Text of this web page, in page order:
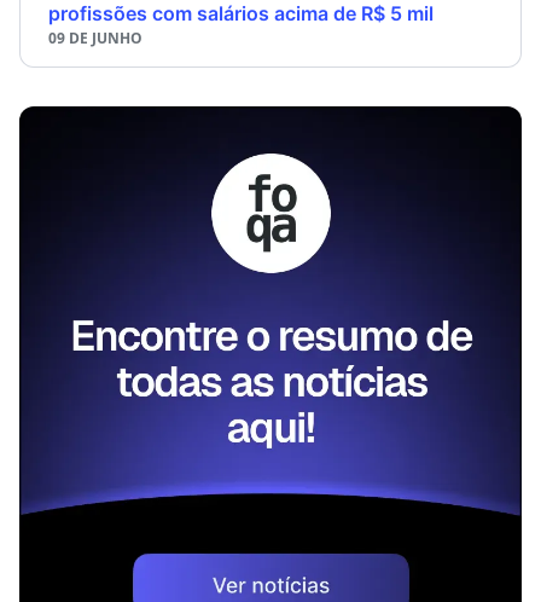
profissões com salários acima de R$ 5 mil
09 DE JUNHO